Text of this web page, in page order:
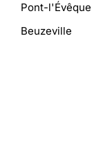
Pont-l'Évêque
Beuzeville